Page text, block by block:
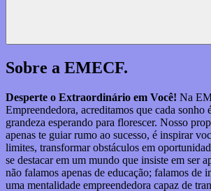
Pesquisar
Sobre a EMECF.
Desperte o Extraordinário em Você! Na
Empreendedora, acreditamos que cada sonho
grandeza esperando para florescer. Nosso
apenas te guiar rumo ao sucesso, é inspirar
limites, transformar obstáculos em
se destacar em um mundo que insiste em ser
não falamos apenas de educação; falamos de
uma mentalidade empreendedora capaz de